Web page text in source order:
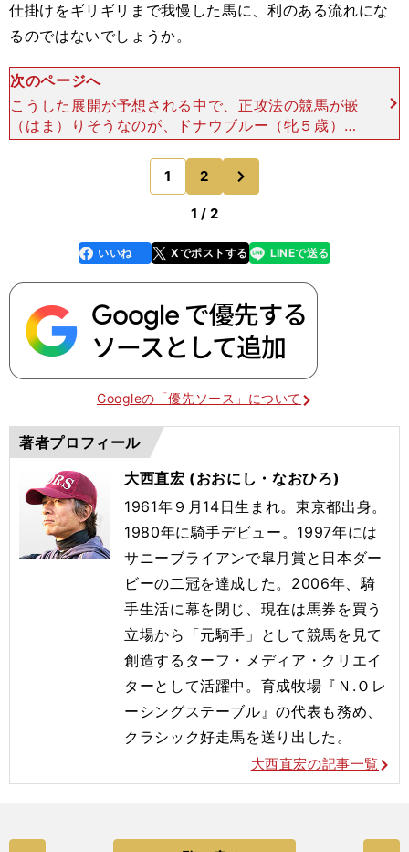
仕掛けをギリギリまで我慢した馬に、利のある流れにな
るのではないでしょうか。
次のページへ
こうした展開が予想される中で、正攻法の競馬が嵌
（はま）りそうなのが、ドナウブルー（牝５歳）で
す。このレースと同じ舞台で行なわれた、昨年のヴ
ィクトリアマイル（５月13日）で２着と好走。同
じく左回りの芝マ
1 2
1 / 2
faceboo
k
いいね Xでポストする
line LINEで送る
Googleの「優先ソース」について
著者プロフィール
大西直宏 (おおにし・なおひろ)
1961年９月14日生まれ。東京都出身。
1980年に騎手デビュー。1997年には
サニーブライアンで皐月賞と日本ダー
ビーの二冠を達成した。2006年、騎
手生活に幕を閉じ、現在は馬券を買う
立場から「元騎手」として競馬を見て
創造するターフ・メディア・クリエイ
ターとして活躍中。育成牧場『Ｎ.Ｏレ
ーシングステーブル』の代表も務め、
クラシック好走馬を送り出した。
大西直宏の記事一覧